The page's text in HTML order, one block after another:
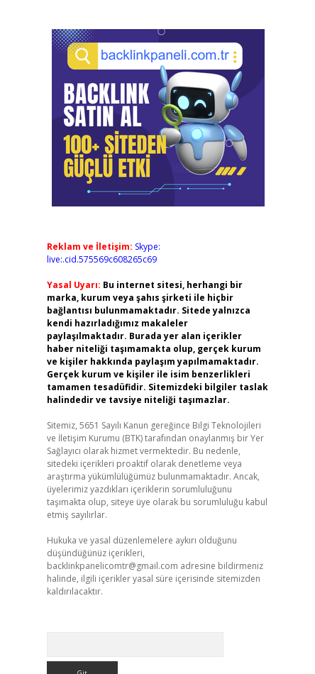
Reklam ve İletişim: Skype:
live:.cid.575569c608265c69
Yasal Uyarı: Bu internet sitesi, herhangi bir
marka, kurum veya şahıs şirketi ile hiçbir
bağlantısı bulunmamaktadır. Sitede yalnızca
kendi hazırladığımız makaleler
paylaşılmaktadır. Burada yer alan içerikler
haber niteliği taşımamakta olup, gerçek kurum
ve kişiler hakkında paylaşım yapılmamaktadır.
Gerçek kurum ve kişiler ile isim benzerlikleri
tamamen tesadüfidir. Sitemizdeki bilgiler taslak
halindedir ve tavsiye niteliği taşımazlar.
Sitemiz, 5651 Sayılı Kanun gereğince Bilgi Teknolojileri
ve İletişim Kurumu (BTK) tarafından onaylanmış bir Yer
Sağlayıcı olarak hizmet vermektedir. Bu nedenle,
sitedeki içerikleri proaktif olarak denetleme veya
araştırma yükümlülüğümüz bulunmamaktadır. Ancak,
üyelerimiz yazdıkları içeriklerin sorumluluğunu
taşımakta olup, siteye üye olarak bu sorumluluğu kabul
etmiş sayılırlar.
Hukuka ve yasal düzenlemelere aykırı olduğunu
düşündüğünüz içerikleri,
backlinkpanelicomtr@gmail.com adresine bildirmeniz
halinde, ilgili içerikler yasal süre içerisinde sitemizden
kaldırılacaktır.